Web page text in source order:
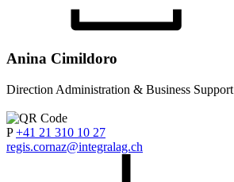
Anina Cimildoro
Direction Administration & Business Support
P +41 21 310 10 27
regis.cornaz@integralag.ch